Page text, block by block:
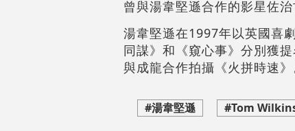
曾與湯韋堅遜合作的影星佐
湯韋堅遜在1997年以英國喜
同謀》和《窺心事》分別獲
與成龍合作拍攝《火拼時速》
#湯韋堅遜 #Tom